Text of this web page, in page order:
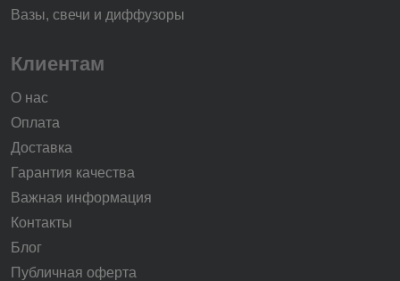
Вазы, свечи и диффузоры
Клиентам
О нас
Оплата
Доставка
Гарантия качества
Важная информация
Контакты
Блог
Публичная оферта